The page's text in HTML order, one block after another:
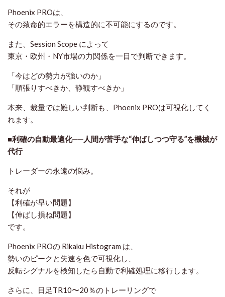
Phoenix PROは、
その致命的エラーを構造的に不可能にするのです。
また、Session Scope によって
東京・欧州・NY市場の力関係を一目で判断できます。
「今はどの勢力が強いのか」
「順張りすべきか、静観すべきか」
本来、裁量では難しい判断も、Phoenix PROは可視化してく
れます。
■利確の自動最適化──人間が苦手な“伸ばしつつ守る”を機械が
代行
トレーダーの永遠の悩み。
それが
【利確が早い問題】
【伸ばし損ね問題】
です。
Phoenix PROの Rikaku Histogram は、
勢いのピークと失速を色で可視化し、
反転シグナルを検知したら自動で利確処理に移行します。
さらに、日足TR10〜20％のトレーリングで